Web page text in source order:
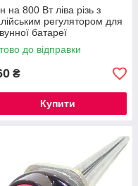
на 800 Вт ліва різь з
регулятором для
батареї
до відправки
₴
Купити